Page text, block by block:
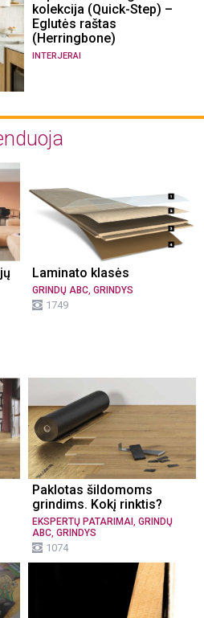
kolekcija (Quick-Step) –
Eglutės raštas
(Herringbone)
INTERJERAI
Laminato klasės
GRINDŲ ABC, GRINDYS
1749
Paklotas šildomoms
grindims. Kokį rinktis?
EKSPERTŲ PATARIMAI GRINDŲ
ABC GRINDYS
1074